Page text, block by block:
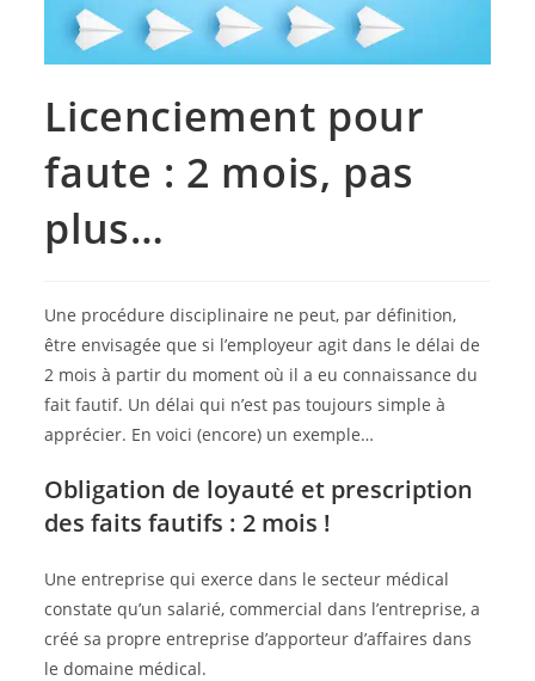
Licenciement pour
faute : 2 mois, pas
plus…
Une procédure disciplinaire ne peut, par définition,
être envisagée que si l’employeur agit dans le délai de
2 mois à partir du moment où il a eu connaissance du
fait fautif. Un délai qui n’est pas toujours simple à
apprécier. En voici (encore) un exemple…
Obligation de loyauté et prescription
des faits fautifs : 2 mois !
Une entreprise qui exerce dans le secteur médical
constate qu’un salarié, commercial dans l’entreprise, a
créé sa propre entreprise d’apporteur d’affaires dans
le domaine médical.